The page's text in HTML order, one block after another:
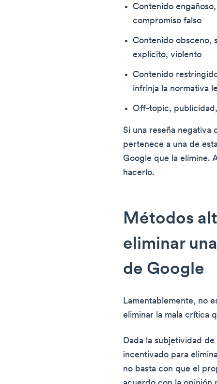
Contenido
compromiso falso
Contenido obsceno,
explícito, violento
Contenido
infrinja la normativa
Off-topic,
Si una reseña negativa
pertenece a una de
Google que la elimine.
hacerlo.
Métodos
eliminar
de Google
Lamentablemente, no
eliminar la mala crítica
Dada la subjetividad
incentivado para
no basta con que el